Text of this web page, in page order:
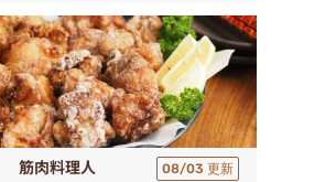
筋肉料理人 08/03 更新